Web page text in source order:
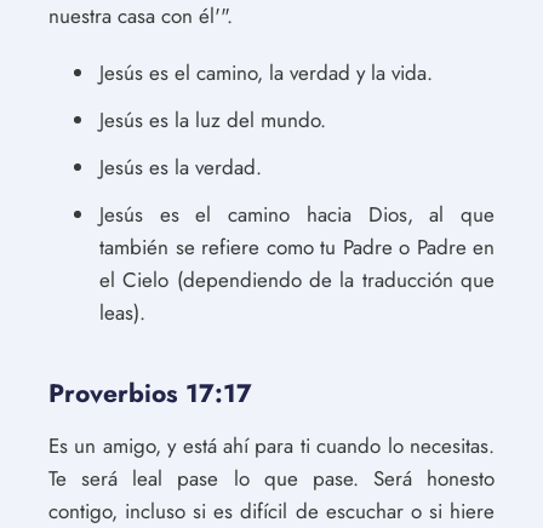
nuestra casa con él'".
Jesús es el camino, la verdad y la vida.
Jesús es la luz del mundo.
Jesús es la verdad.
Jesús es el camino hacia Dios, al que
también se refiere como tu Padre o Padre en
el Cielo (dependiendo de la traducción que
leas).
Proverbios 17:17
Es un amigo, y está ahí para ti cuando lo necesitas.
Te será leal pase lo que pase. Será honesto
contigo, incluso si es difícil de escuchar o si hiere